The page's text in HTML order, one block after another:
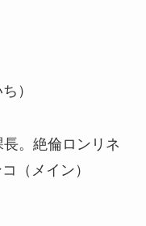
）
。絶倫ロンリネ
（メイン）